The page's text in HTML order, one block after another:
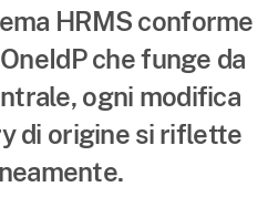
HRMS conforme
che funge da
ogni modifica
di origine si riflette